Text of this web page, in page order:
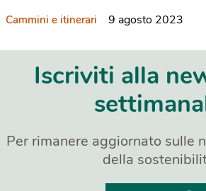
Cammini e itinerari 9 agosto 2023
Iscriviti alla
Per rimanere aggiornato sulle
della